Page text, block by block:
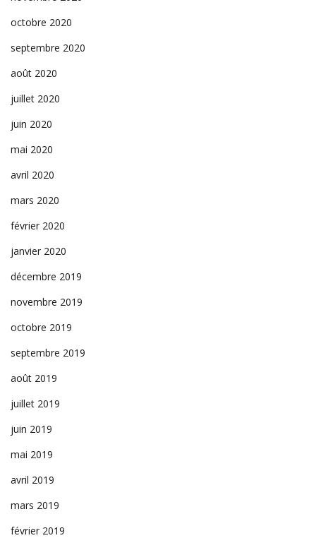
octobre 2020
septembre 2020
août 2020
juillet 2020
juin 2020
mai 2020
avril 2020
mars 2020
février 2020
janvier 2020
décembre 2019
novembre 2019
octobre 2019
septembre 2019
août 2019
juillet 2019
juin 2019
mai 2019
avril 2019
mars 2019
février 2019